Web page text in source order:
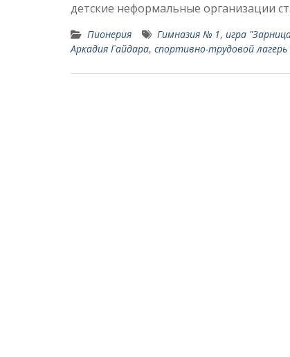
детские нефор­мальные организации
Пионерия Гимназия № 1, игра
Аркадия Гайдара, спортивно-трудовой